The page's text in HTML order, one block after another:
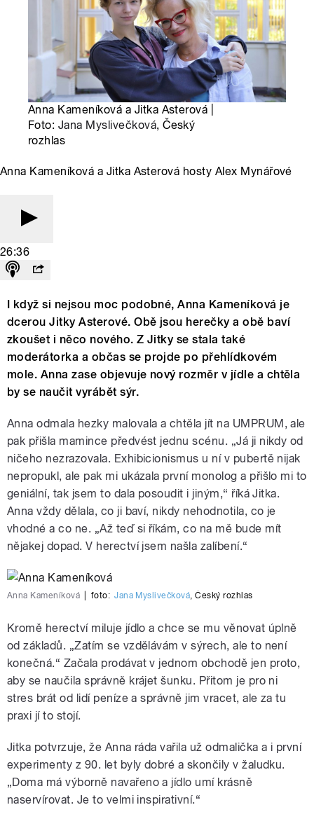
Anna Kameníková a Jitka Asterová |
Foto: Jana Myslivečková, Český
rozhlas
Anna Kameníková a Jitka Asterová hosty Alex Mynářové
26:36
I když si nejsou moc podobné, Anna Kameníková je
dcerou Jitky Asterové. Obě jsou herečky a obě baví
zkoušet i něco nového. Z Jitky se stala také
moderátorka a občas se projde po přehlídkovém
mole. Anna zase objevuje nový rozměr v jídle a chtěla
by se naučit vyrábět sýr.
Anna odmala hezky malovala a chtěla jít na UMPRUM, ale
pak přišla mamince předvést jednu scénu. „Já ji nikdy od
ničeho nezrazovala. Exhibicionismus u ní v pubertě nijak
nepropukl, ale pak mi ukázala první monolog a přišlo mi to
geniální, tak jsem to dala posoudit i jiným,“ říká Jitka.
Anna vždy dělala, co ji baví, nikdy nehodnotila, co je
vhodné a co ne. „Až teď si říkám, co na mě bude mít
nějakej dopad. V herectví jsem našla zalíbení.“
Anna Kameníková foto: Jana Myslivečková,Český rozhlas
Kromě herectví miluje jídlo a chce se mu věnovat úplně
od základů. „Zatím se vzdělávám v sýrech, ale to není
konečná.“ Začala prodávat v jednom obchodě jen proto,
aby se naučila správně krájet šunku. Přitom je pro ni
stres brát od lidí peníze a správně jim vracet, ale za tu
praxi jí to stojí.
Jitka potvrzuje, že Anna ráda vařila už odmalička a i první
experimenty z 90. let byly dobré a skončily v žaludku.
„Doma má výborně navařeno a jídlo umí krásně
naservírovat. Je to velmi inspirativní.“